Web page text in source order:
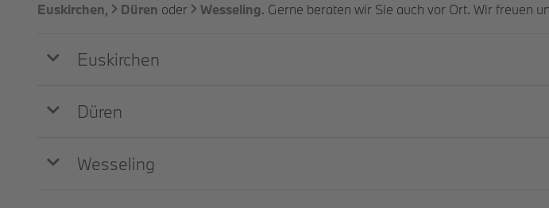
Euskirchen, Düren oder Wesseling. Gerne beraten wir Sie auch vor Ort. Wir freuen
Euskirchen
Düren
Wesseling